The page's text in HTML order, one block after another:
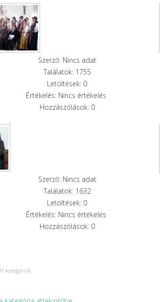
Szerző: Nincs adat
Találatok: 1755
Letöltések: 0
Értékelés: Nincs értékelés
Hozzászólások: 0
Szerző: Nincs adat
Találatok: 1632
Letöltések: 0
Értékelés: Nincs értékelés
Hozzászólások: 0
kategóriák